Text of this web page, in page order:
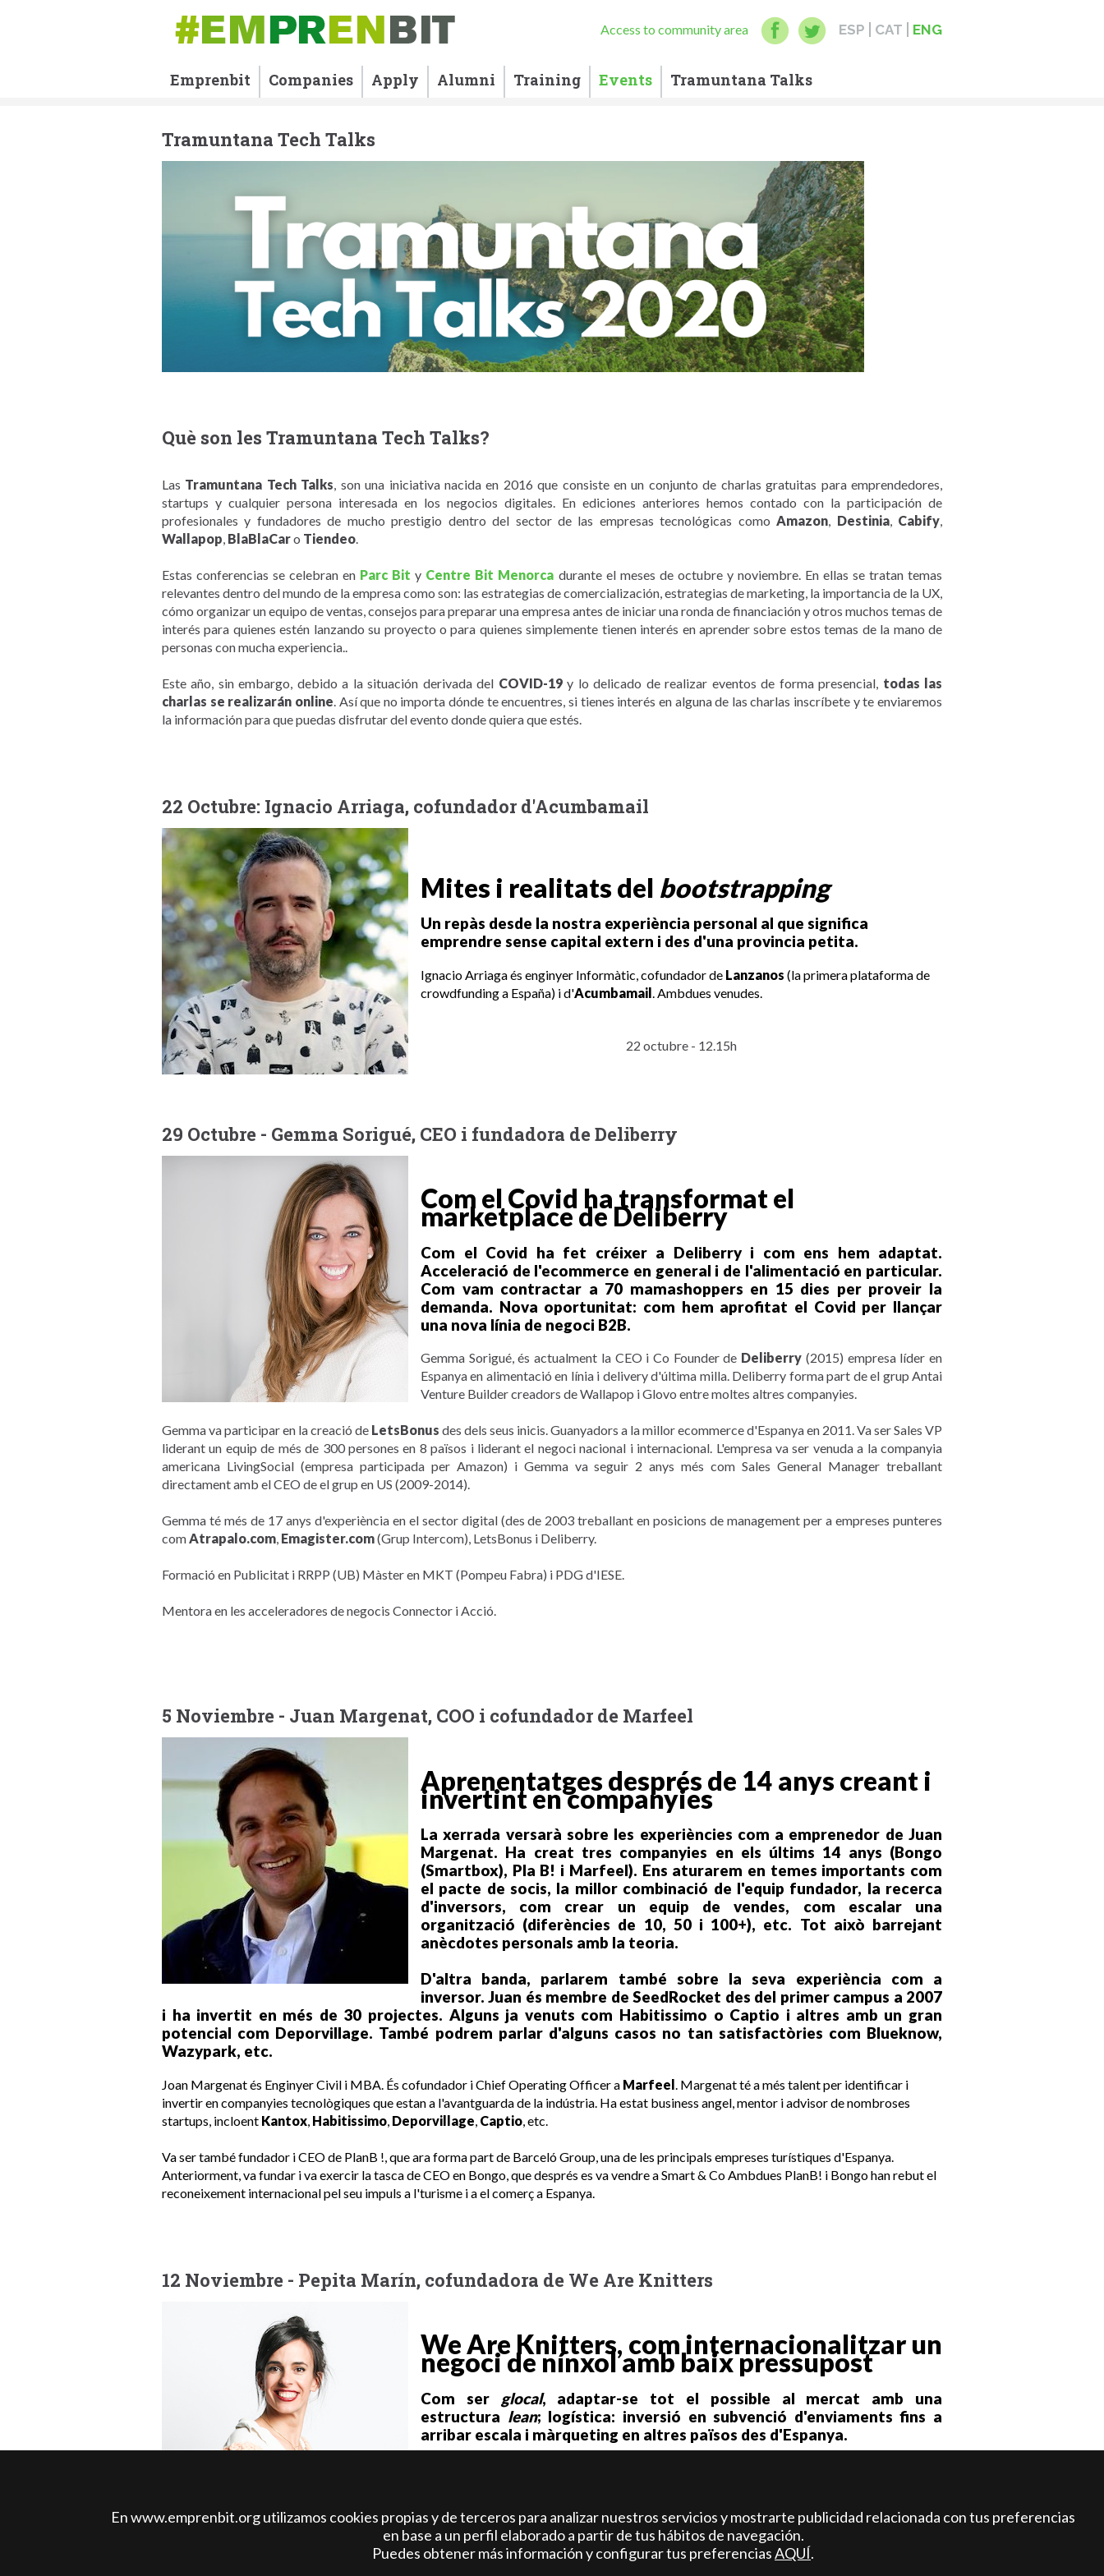
Access to community area ESP CAT ENG
Emprenbit Companies Apply Alumni Training Events Tramuntana Talks
Tramuntana Tech Talks
Què son les Tramuntana Tech Talks?
Las Tramuntana Tech Talks, son una iniciativa nacida en 2016 que consiste en un conjunto de charlas gratuitas para emprendedores,
startups y cualquier persona interesada en los negocios digitales. En ediciones anteriores hemos contado con la participación de
profesionales y fundadores de mucho prestigio dentro del sector de las empresas tecnológicas comoAmazon, Destinia, Cabify,
Wallapop, BlaBlaCaro Tiendeo.
Estas conferencias se celebran en Parc Bit y Centre Bit Menorca durante el meses de octubre y noviembre. En ellas se tratan temas
relevantes dentro del mundo de la empresa como son: las estrategias de comercialización, estrategias de marketing, la importancia de la UX,
cómo organizar un equipo de ventas, consejos para preparar una empresa antes de iniciar una ronda de financiación y otros muchos temas de
interés para quienes estén lanzando su proyecto o para quienes simplemente tienen interés en aprender sobre estos temas de la mano de
personas con mucha experiencia..
Este año, sin embargo, debido a la situación derivada del COVID-19y lo delicado de realizar eventos de forma presencial, todas las
charlas se realizarán online. Así que no importa dónde te encuentres, si tienes interés en alguna de las charlas inscríbete y te enviaremos
la información para que puedas disfrutar del evento donde quiera que estés.
22 Octubre: Ignacio Arriaga, cofundador d'Acumbamail
Mites i realitats del bootstrapping
Un repàs desde la nostra experiència personal al que significa
emprendre sense capital extern i des d'una provincia petita.
Ignacio Arriaga és enginyer Informàtic, cofundador de Lanzanos (la primera plataforma de
crowdfunding a España) i d'Acumbamail. Ambdues venudes.
22 octubre - 12.15h
29 Octubre - Gemma Sorigué, CEO i fundadora de Deliberry
Com el Covid ha transformat el
marketplace de Deliberry
Com el Covid ha fet créixer a Deliberry i com ens hem adaptat.
Acceleració de l'ecommerce en general i de l'alimentació en particular.
Com vam contractar a 70 mamashoppers en 15 dies per proveir la
demanda. Nova oportunitat: com hem aprofitat el Covid per llançar
una nova línia de negoci B2B.
Gemma Sorigué, és actualment la CEO i Co Founder de Deliberry (2015) empresa líder en
Espanya en alimentació en línia i delivery d'última milla. Deliberry forma part de el grup Antai
Venture Builder creadors de Wallapop i Glovo entre moltes altres companyies.
Gemma va participar en la creació de LetsBonus des dels seus inicis. Guanyadors a la millor ecommerce d'Espanya en 2011. Va ser Sales VP
liderant un equip de més de 300 persones en 8 països i liderant el negoci nacional i internacional. L'empresa va ser venuda a la companyia
americana LivingSocial (empresa participada per Amazon) i Gemma va seguir 2 anys més com Sales General Manager treballant
directament amb el CEO de el grup en US (2009-2014).
Gemma té més de 17 anys d'experiència en el sector digital (des de 2003 treballant en posicions de management per a empreses punteres
comAtrapalo.com, Emagister.com(Grup Intercom), LetsBonus i Deliberry.
Formació en Publicitat i RRPP (UB) Màster en MKT (Pompeu Fabra) i PDG d'IESE.
Mentora en les acceleradores de negocis Connector i Acció.
5 Noviembre - Juan Margenat, COO i cofundador de Marfeel
Aprenentatges després de 14 anys creant i
invertint en companyies
La xerrada versarà sobre les experiències com a emprenedor de Juan
Margenat. Ha creat tres companyies en els últims 14 anys (Bongo
(Smartbox), Pla B! i Marfeel). Ens aturarem en temes importants com
el pacte de socis, la millor combinació de l'equip fundador, la recerca
d'inversors, com crear un equip de vendes, com escalar una
organització (diferències de 10, 50 i 100+), etc. Tot això barrejant
anècdotes personals amb la teoria.
D'altra banda, parlarem també sobre la seva experiència com a
inversor. Juan és membre de SeedRocket des del primer campus a 2007
i ha invertit en més de 30 projectes. Alguns ja venuts com Habitissimo o Captio i altres amb un gran
potencial com Deporvillage. També podrem parlar d'alguns casos no tan satisfactòries com Blueknow,
Wazypark, etc.
Joan Margenat és Enginyer Civil i MBA. És cofundador i Chief Operating Officer a Marfeel. Margenat té a més talent per identificar i
invertir en companyies tecnològiques que estan a l'avantguarda de la indústria. Ha estat business angel, mentor i advisor de nombroses
startups, incloent Kantox, Habitissimo, Deporvillage, Captio, etc.
Va ser també fundador i CEO de PlanB !, que ara forma part de Barceló Group, una de les principals empreses turístiques d'Espanya.
Anteriorment, va fundar i va exercir la tasca de CEO en Bongo, que després es va vendre a Smart & Co Ambdues PlanB! i Bongo han rebut el
reconeixement internacional pel seu impuls a l'turisme i a el comerç a Espanya.
12 Noviembre - Pepita Marín, cofundadora de We Are Knitters
We Are Knitters, com internacionalitzar un
negoci de nínxol amb baix pressupost
Com ser glocal, adaptar-se tot el possible al mercat amb una
estructura lean; logística: inversió en subvenció d'enviaments fins a
arribar escala i màrqueting en altres països des d'Espanya.
Amb vint-i-tres anys i després d'un com empleada d'una consultoria multinacional, Marín va
fundar en 2011We Are Knittersamb Alberto Bravo seu company a PwC. L'empresa
En www.emprenbit.org utilizamos cookies propias y de terceros para analizar nuestros servicios y mostrarte publicidad relacionada con tus preferencias
en base a un perfil elaborado a partir de tus hábitos de navegación.
Puedes obtener más información y configurar tus preferenciasAQUÍ.